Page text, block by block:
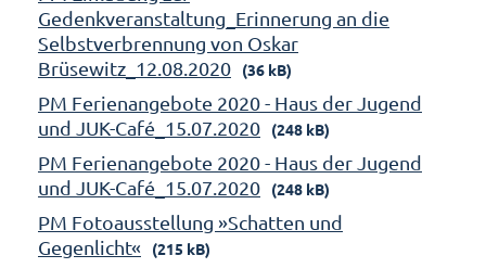
Gedenkveranstaltung_Erinnerung an die
Selbstverbrennung von Oskar
Brüsewitz_12.08.2020
(36 kB)
PM Ferienangebote 2020 - Haus der Jugend
und JUK-Café_15.07.2020
(248 kB)
PM Ferienangebote 2020 - Haus der Jugend
und JUK-Café_15.07.2020
(248 kB)
PM Fotoausstellung »Schatten und
Gegenlicht«
(215 kB)